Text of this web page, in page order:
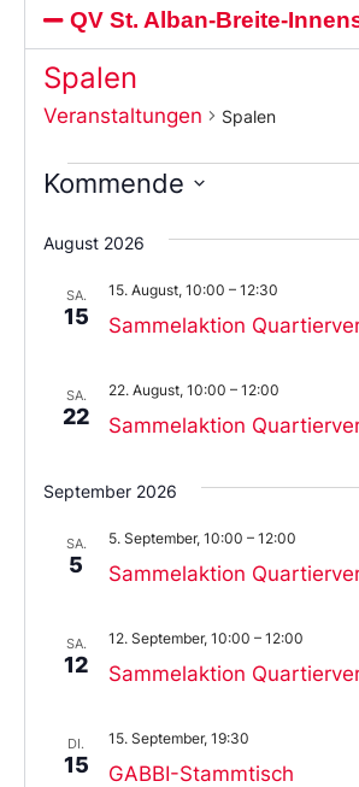
QV St. Alban-Breite-
Spalen
Veranstaltungen Spalen
Kommende
Sie
das
aus.
August 2026
SA.
15 Sammelaktion
15. August, 10:00 – 12:30
SA.
22 Sammelaktion
22. August, 10:00 – 12:00
September 2026
SA.
5 Sammelaktion
5. September, 10:00 – 12:00
SA.
12 Sammelaktion
12. September, 10:00 – 12:00
DI.
15 GABBI-Stammtisch
15. September, 19:30